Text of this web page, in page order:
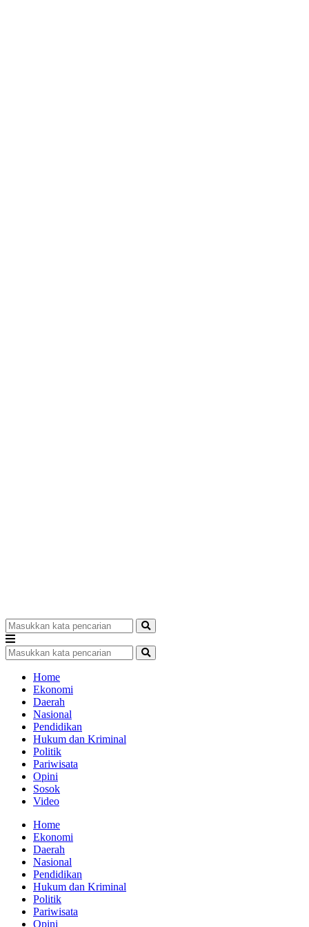
Home
Ekonomi
Daerah
Nasional
Pendidikan
Hukum dan Kriminal
Politik
Pariwisata
Opini
Sosok
Video
Home
Ekonomi
Daerah
Nasional
Pendidikan
Hukum dan Kriminal
Politik
Pariwisata
Opini